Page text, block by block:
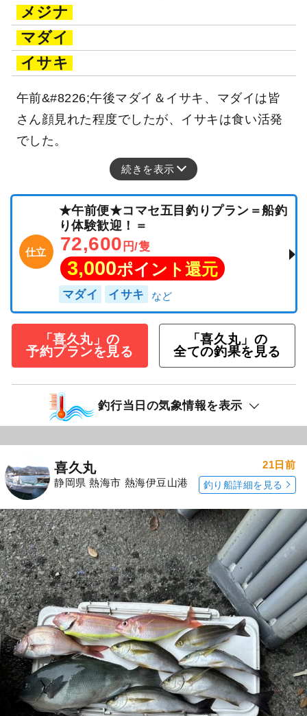
メジナ
マダイ
イサキ
午前&#8226;午後マダイ＆イサキ、マダイは皆
さん顔見れた程度でしたが、イサキは食い活発
でした。
続きを表示
仕立
★午前便★コマセ五目釣りプラン＝船釣
り体験歓迎！＝
72,600 円/隻
3,000ポイント還元
マダイ イサキ
「喜久丸」の
予約プランを見る
「喜久丸」の
全ての釣果を見る
釣行当日の気象情報を表示
喜久丸
静岡県 熱海市 熱海伊豆山港
21日前
釣り船詳細を見る